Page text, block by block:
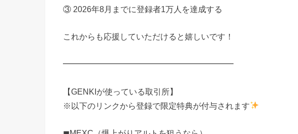
③ 2026年8月までに登録者1万人を達成する
これからも応援していただけると嬉しいです！
━━━━━━━━━━━━━━━━━━━━━
【GENKIが使っている取引所】
※以下のリンクから登録で限定特典が付与されます